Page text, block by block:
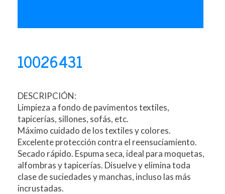
10026431
DESCRIPCIÓN:
Limpieza a fondo de pavimentos textiles,
tapicerías, sillones, sofás, etc.
Máximo cuidado de los textiles y colores.
Excelente protección contra el reensuciamiento.
Secado rápido. Espuma seca, ideal para moquetas,
alfombras y tapicerías. Disuelve y elimina toda
clase de suciedades y manchas, incluso las más
incrustadas.